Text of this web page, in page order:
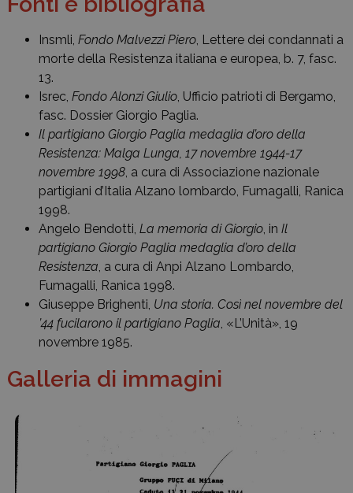
Insmli, Fondo Malvezzi Piero, Lettere dei condannati a
morte della Resistenza italiana e europea, b. 7, fasc.
13.
Isrec, Fondo Alonzi Giulio, Ufficio patrioti di Bergamo,
fasc. Dossier Giorgio Paglia.
Il partigiano Giorgio Paglia medaglia d’oro della
Resistenza: Malga Lunga, 17 novembre 1944-17
novembre 1998, a cura di Associazione nazionale
partigiani d’Italia Alzano lombardo, Fumagalli, Ranica
1998.
Angelo Bendotti, La memoria di Giorgio, in Il
partigiano Giorgio Paglia medaglia d’oro della
Resistenza, a cura di Anpi Alzano Lombardo,
Fumagalli, Ranica 1998.
Giuseppe Brighenti, Una storia. Così nel novembre del
’44 fucilarono il partigiano Paglia, «L’Unità», 19
novembre 1985.
Galleria di immagini